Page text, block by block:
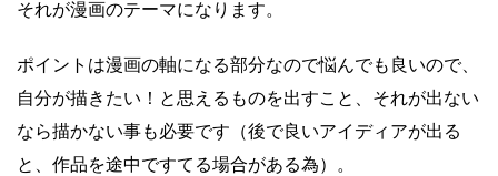
それが漫画のテーマになります。
ポイントは漫画の軸になる部分なので悩んでも良いので、
自分が描きたい！と思えるものを出すこと、それが出ない
なら描かない事も必要です（後で良いアイディアが出る
と、作品を途中ですてる場合がある為）。